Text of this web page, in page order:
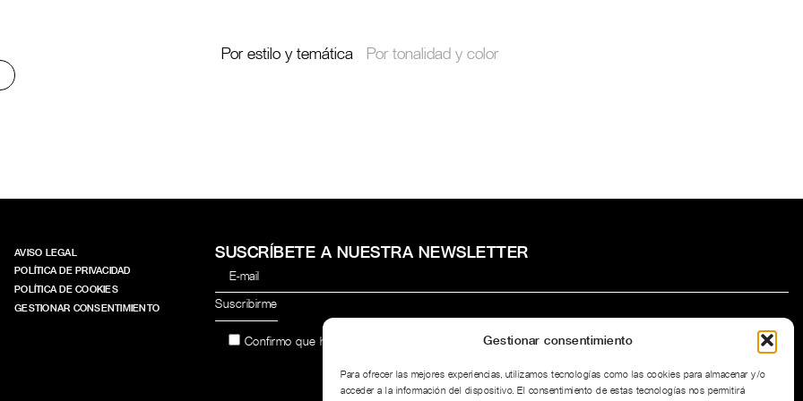
Gestionar consentimiento
Para ofrecer las mejores experiencias, utilizamos tecnologías como las cookies para almacenar y/o
acceder a la información del dispositivo. El consentimiento de estas tecnologías nos permitirá
Por estilo y temática Por tonalidad y color
AVISO LEGAL
POLÍTICA DE PRIVACIDAD
POLÍTICA DE COOKIES
GESTIONAR CONSENTIMIENTO
SUSCRÍBETE A NUESTRA NEWSLETTER
Confirmo que he leído y acepto la Política de privacidad del sitio web.